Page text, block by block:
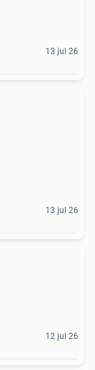
13 jul 26
13 jul 26
12 jul 26